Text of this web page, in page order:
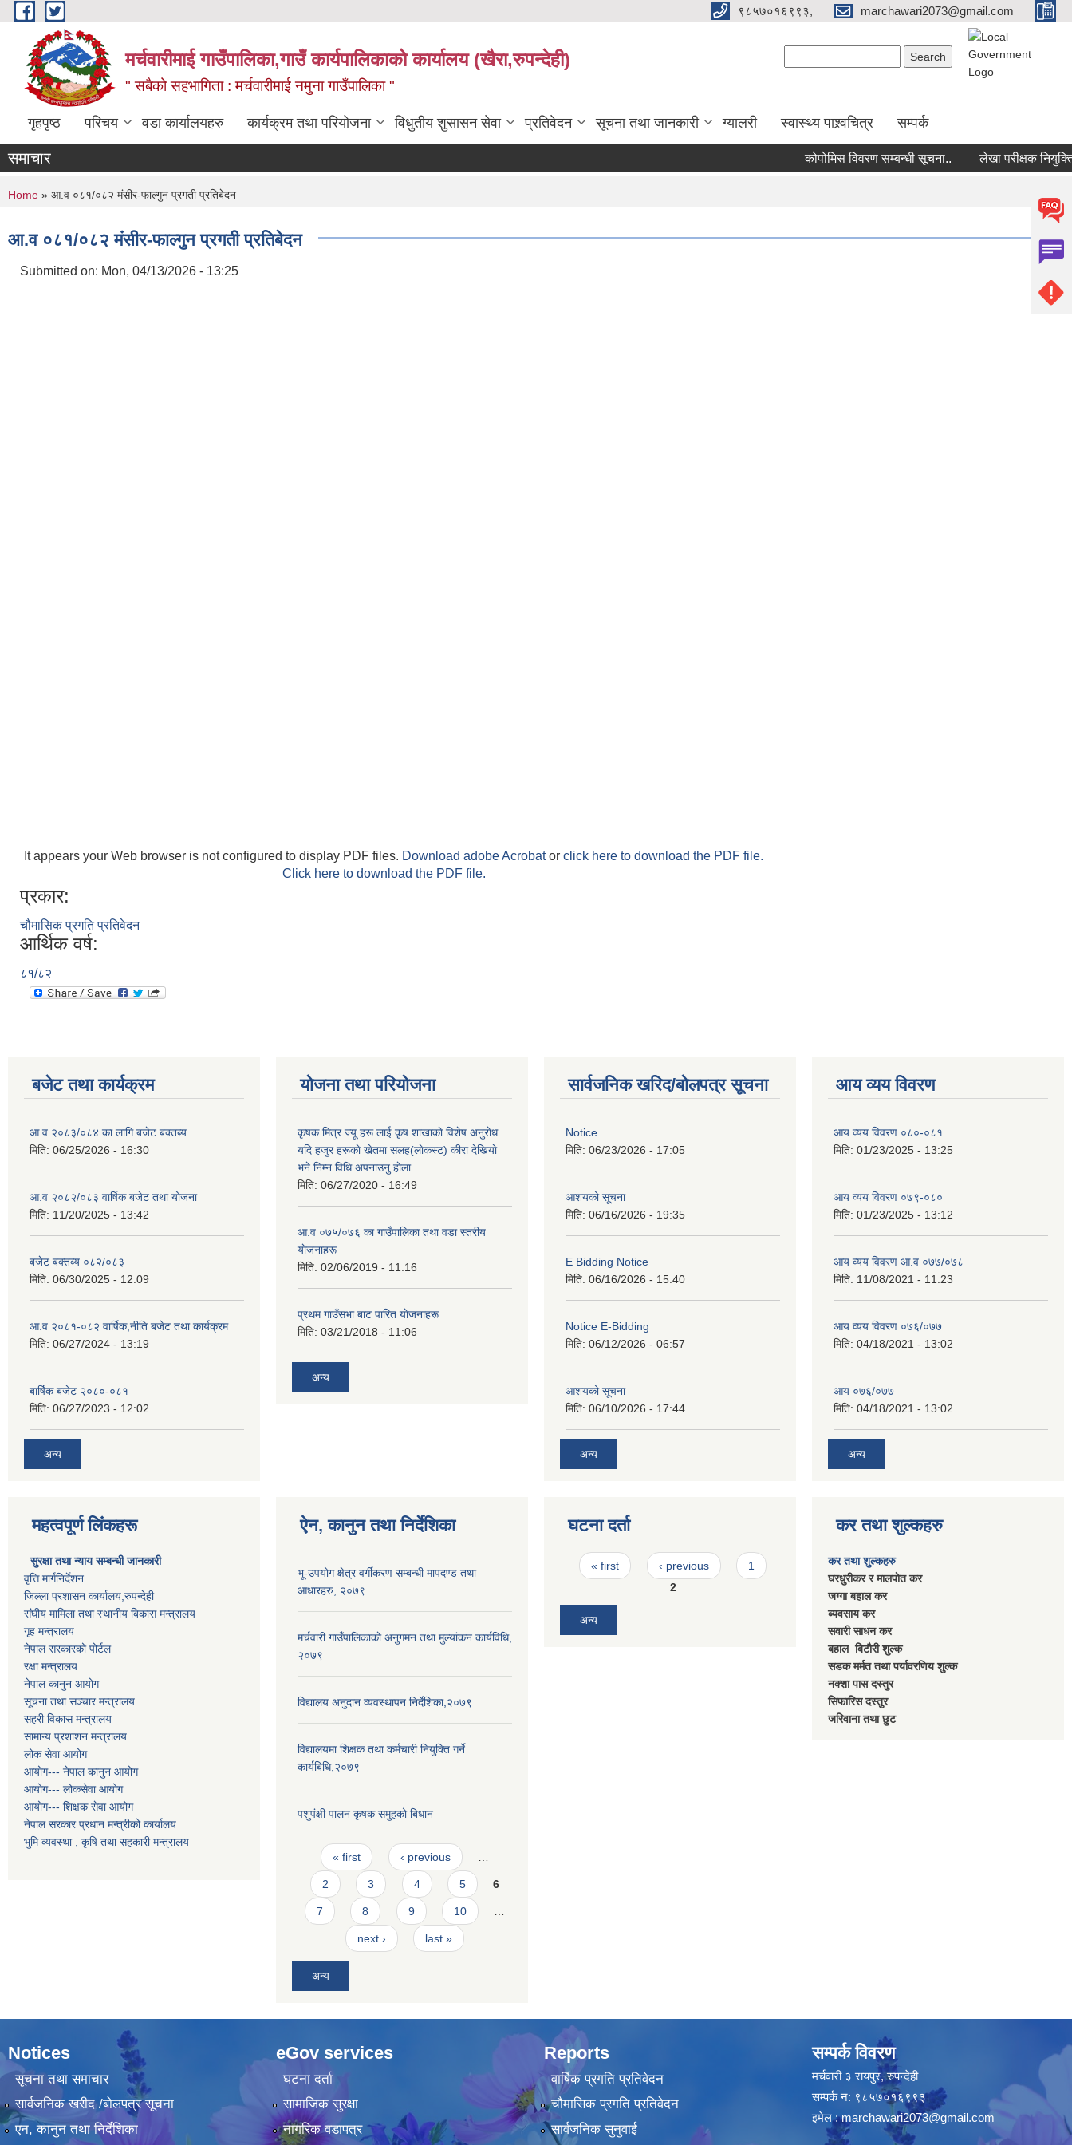
Skip to main content ९८५७०१६९९३, marchawari2073@gmail.com
मर्चवारीमाई गाउँपालिका,गाउँ कार्यपालिकाको कार्यालय (खैरा,रुपन्देही)
" सबैको सहभागिता : मर्चवारीमाई नमुना गाउँपालिका "
गृहपृष्ठ परिचय वडा कार्यालयहरु कार्यक्रम तथा परियोजना विधुतीय शुसासन सेवा प्रतिवेदन सूचना तथा जानकारी ग्यालरी स्वास्थ्य पाश्र्वचित्र सम्पर्क
समाचार कोपोमिस विवरण सम्बन्धी सूचना.. लेखा परीक्षक
You are here
Home » आ.व ०८१/०८२ मंसीर-फाल्गुन प्रगती प्रतिबेदन
आ.व ०८१/०८२ मंसीर-फाल्गुन प्रगती प्रतिबेदन
Submitted on: Mon, 04/13/2026 - 13:25
It appears your Web browser is not configured to display PDF files. Download adobe Acrobator click here to download the PDF file.
Click here to download the PDF file.
प्रकार:
चौमासिक प्रगति प्रतिवेदन
आर्थिक वर्ष:
८१/८२
बजेट तथा कार्यक्रम
आ.व २०८३/०८४ का लागि बजेट बक्तब्य
मिति: 06/25/2026 - 16:30
आ.व २०८२/०८३ वार्षिक बजेट तथा योजना
मिति: 11/20/2025 - 13:42
बजेट बक्तब्य ०८२/०८३
मिति: 06/30/2025 - 12:09
आ.व २०८१-०८२ वार्षिक,नीति बजेट तथा कार्यक्रम
मिति: 06/27/2024 - 13:19
बार्षिक बजेट २०८०-०८१
मिति: 06/27/2023 - 12:02
अन्य
योजना तथा परियोजना
कृषक मित्र ज्यू हरू लाई कृष शाखाकाे विशेष अनुराेध
यदि हजुर हरूकाे खेतमा सलह(लाेकस्ट) कीरा देखियाे
भने निम्न विधि अपनाउनु हाेला
मिति: 06/27/2020 - 16:49
आ‍.व ०७५/०७६ का गाउँपालिका तथा वडा स्तरीय
याेजनाहरू
मिति: 02/06/2019 - 11:16
प्रथम गाउँसभा बाट पारित याेजनाहरू
मिति: 03/21/2018 - 11:06
अन्य
सार्वजनिक खरिद/बोलपत्र सूचना
Notice
मिति: 06/23/2026 - 17:05
आशयको सूचना
मिति: 06/16/2026 - 19:35
E Bidding Notice
मिति: 06/16/2026 - 15:40
Notice E-Bidding
मिति: 06/12/2026 - 06:57
आशयको सूचना
मिति: 06/10/2026 - 17:44
अन्य
आय व्यय विवरण
आय व्यय विवरण ०८०-०८१
मिति: 01/23/2025 - 13:25
आय व्यय विवरण ०७९-०८०
मिति: 01/23/2025 - 13:12
आय व्यय विवरण आ.व ०७७/०७८
मिति: 11/08/2021 - 11:23
आय व्यय विवरण ०७६/०७७
मिति: 04/18/2021 - 13:02
आय ०७६/०७७
मिति: 04/18/2021 - 13:02
अन्य
महत्वपूर्ण लिंकहरू
सुरक्षा तथा न्याय सम्बन्धी जानकारी
वृत्ति मार्गनिर्देशन
जिल्ला प्रशासन कार्यालय,रुपन्देही
संघीय मामिला तथा स्थानीय बिकास मन्त्रालय
गृह मन्त्रालय
नेपाल सरकारको पोर्टल
रक्षा मन्त्रालय
नेपाल कानुन आयोग
सूचना तथा सञ्चार मन्त्रालय
सहरी विकास मन्त्रालय
सामान्य प्रशाशन मन्त्रालय
लोक सेवा आयोग
आयोग--- नेपाल कानुन आयोग
आयोग--- लोकसेवा आयोग
आयोग--- शिक्षक सेवा आयोग
नेपाल सरकार प्रधान मन्त्रीको कार्यालय
भुमि व्यवस्था , कृषि तथा सहकारी मन्त्रालय
ऐन, कानुन तथा निर्देशिका
भू-उपयोग क्षेत्र वर्गीकरण सम्बन्धी मापदण्ड तथा
आधारहरु, २०७९
मर्चवारी गाउँपालिकाकाे अनुगमन तथा मुल्यांकन कार्यविधि,
२०७९
विद्यालय अनुदान व्यवस्थापन निर्देशिका,२०७९
विद्यालयमा शिक्षक तथा कर्मचारी नियुक्ति गर्ने
कार्यबिधि,२०७९
पशुपंक्षी पालन कृषक समुहको बिधान
Pages
« first ‹ previous
2 3 4 5 6
7 8 9 10
next › last »
अन्य
घटना दर्ता
Pages
« first ‹ previous
1
2
अन्य
कर तथा शुल्कहरु
कर तथा शुल्कहरु
घरधुरीकर र मालपाेत कर
जग्गा बहाल कर
ब्यवसाय कर
सवारी साधन कर
बहाल बिटाैरी शुल्क
सडक मर्मत तथा पर्यावरणिय शुल्क
नक्शा पास दस्तुर
सिफारिस दस्तुर
जरिवाना तथा छुट
Notices
सूचना तथा समाचार
सार्वजनिक खरीद /बोलपत्र सूचना
एन, कानुन तथा निर्देशिका
eGov services
घटना दर्ता
सामाजिक सुरक्षा
नागरिक वडापत्र
Reports
वार्षिक प्रगति प्रतिवेदन
चौमासिक प्रगति प्रतिवेदन
सार्वजनिक सुनुवाई
सम्पर्क विवरण
मर्चवारी ३ रायपुर, रुपन्देही
सम्पर्क न: ९८५७०१६९९३
इमेल :marchawari2073@gmail.com